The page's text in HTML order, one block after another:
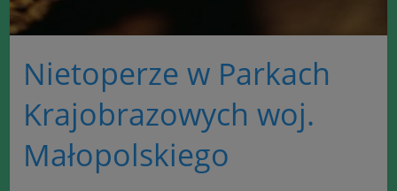
Nietoperze w Parkach
Krajobrazowych woj.
Małopolskiego